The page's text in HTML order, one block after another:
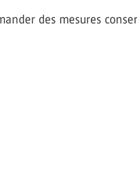
des mesures